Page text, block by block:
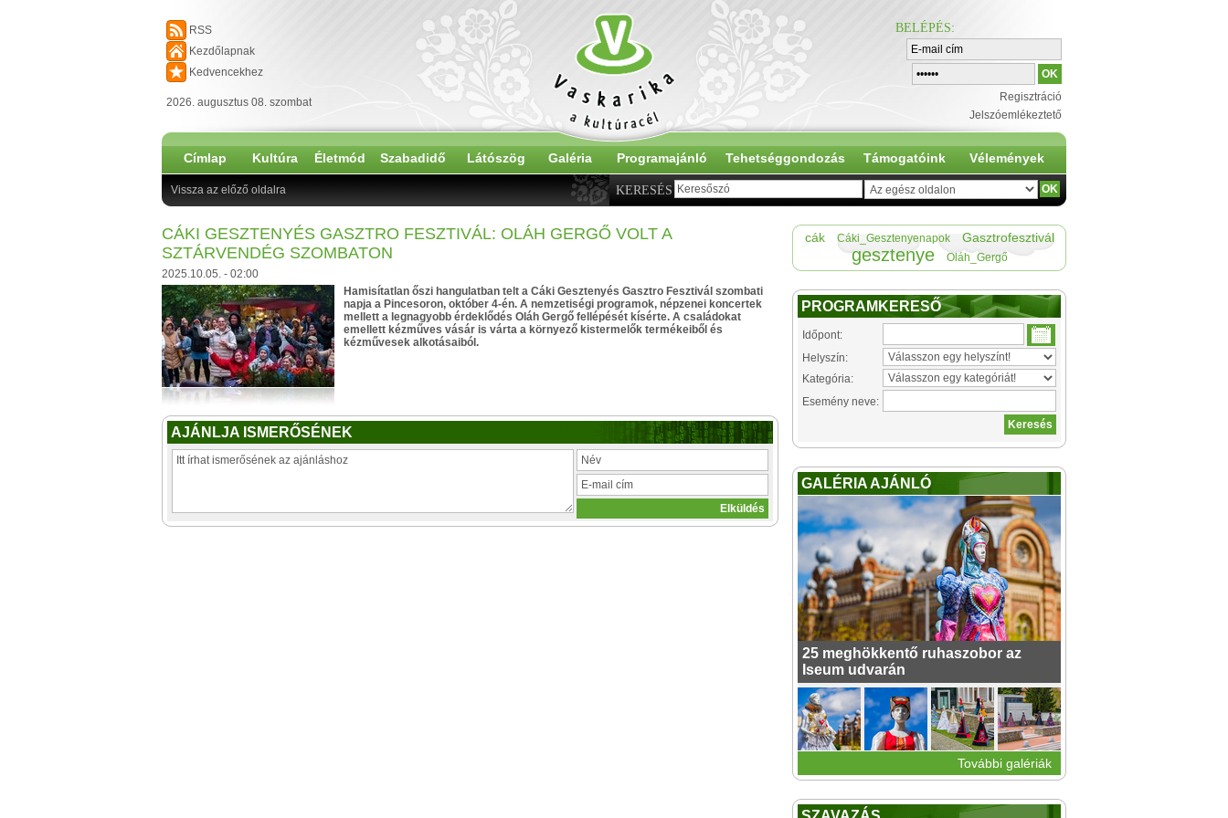
RSS
Kezdőlapnak
Kedvencekhez
2026. augusztus 08. szombat
BELÉPÉS:
Regisztráció
Jelszóemlékeztető
Címlap Kultúra Életmód Szabadidő Látószög Galéria Programajánló Tehetséggondozás Támogatóink Vélemények
KERESÉS
Vissza az előző oldalra
CÁKI GESZTENYÉS GASZTRO FESZTIVÁL: OLÁH GERGŐ VOLT A
SZTÁRVENDÉG SZOMBATON
2025.10.05. - 02:00
Hamisítatlan őszi hangulatban telt a Cáki Gesztenyés Gasztro Fesztivál szombati
napja a Pincesoron, október 4-én. A nemzetiségi programok, népzenei koncertek
mellett a legnagyobb érdeklődés Oláh Gergő fellépését kísérte. A családokat
emellett kézműves vásár is várta a környező kistermelők termékeiből és
kézművesek alkotásaiból.
AJÁNLJA ISMERŐSÉNEK
cák Cáki_Gesztenyenapok Gasztrofesztivál
gesztenye Oláh_Gergő
PROGRAMKERESŐ
Időpont:
Helyszín:
Kategória:
Esemény neve:
GALÉRIA AJÁNLÓ
25 meghökkentő ruhaszobor az
Iseum udvarán
További galériák